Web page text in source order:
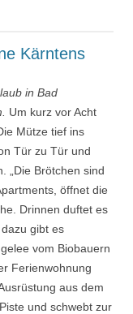
Kärntens
in Bad
Um kurz vor Acht
Mütze tief ins
Tür zu Tür und
„Die Brötchen sind
öffnet die
Drinnen duftet es
gibt es
vom Biobauern
Ferienwohnung
aus dem
und schwebt zur